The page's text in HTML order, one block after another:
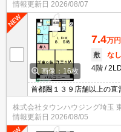
情報更新日 2026/08/07
画像：16枚
7.4万円
敷
なし
4階
首都圏１３９店舗以上の直
合ったお部屋をお探しさ
まとめてご紹介☆何でもご
株式会社タウンハウジング埼玉
情報更新日 2026/08/05